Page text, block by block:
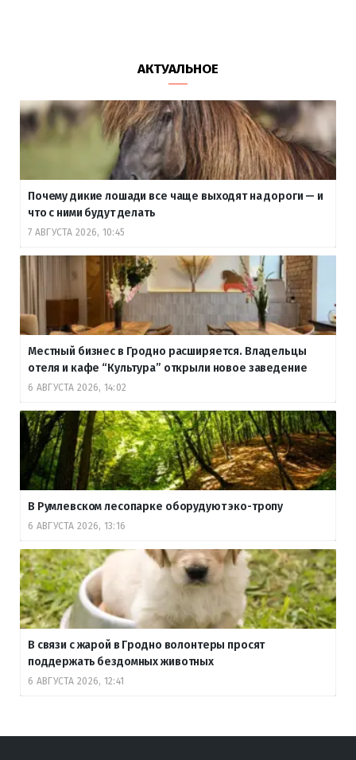
АКТУАЛЬНОЕ
Почему дикие лошади все чаще выходят на дороги — и
что с ними будут делать
7 АВГУСТА 2026, 10:45
Местный бизнес в Гродно расширяется. Владельцы
отеля и кафе “Культура” открыли новое заведение
6 АВГУСТА 2026, 14:02
В Румлевском лесопарке оборудуют эко-тропу
6 АВГУСТА 2026, 13:16
В связи с жарой в Гродно волонтеры просят
поддержать бездомных животных
6 АВГУСТА 2026, 12:41